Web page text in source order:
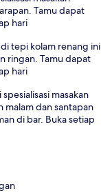
Tamu dapat
hari
tepi kolam renang ini
ringan. Tamu dapat
hari
masakan
malam dan santapan
di bar. Buka setiap